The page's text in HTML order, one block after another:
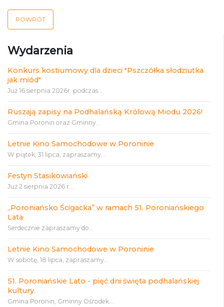
Wydarzenia
Konkurs kostiumowy dla dzieci "Pszczółka słodziutka
jak miód"
Już 16 sierpnia 2026r. podczas...
Ruszają zapisy na Podhalańską Królową Miodu 2026!
Gmina Poronin oraz Gminny...
Letnie Kino Samochodowe w Poroninie
W piątek, 31 lipca, zapraszamy...
Festyn Stasikowiański
Już 2 sierpnia 2026 r....
„Poroniańsko Ścigacka” w ramach 51. Poroniańskiego
Lata
Serdecznie zapraszamy do...
Letnie Kino Samochodowe w Poroninie
W sobotę, 18 lipca, zapraszamy...
51. Poroniańskie Lato - pięć dni święta podhalańskiej
kultury
Gmina Poronin, Gminny Ośrodek...
POWRÓT